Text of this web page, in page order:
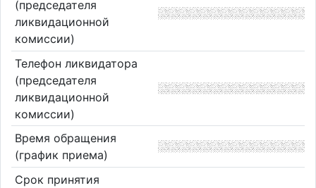
(председателя
ликвидационной
комиссии)
Телефон ликвидатора
(председателя
ликвидационной
комиссии)
Время обращения
(график приема)
Срок принятия